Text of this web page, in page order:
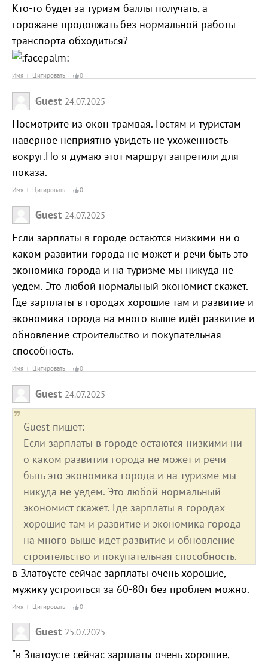
Кто-то будет за туризм баллы получать, а
горожане продолжать без нормальной работы
транспорта обходиться?
Имя Цитировать 0
Guest 24.07.2025
Посмотрите из окон трамвая. Гостям и туристам
наверное неприятно увидеть не ухоженность
вокруг.Но я думаю этот маршрут запретили для
показа.
Имя Цитировать 0
Guest 24.07.2025
Если зарплаты в городе остаются низкими ни о
каком развитии города не может и речи быть это
экономика города и на туризме мы никуда не
уедем. Это любой нормальный экономист скажет.
Где зарплаты в городах хорошие там и развитие и
экономика города на много выше идёт развитие и
обновление строительство и покупательная
способность.
Имя Цитировать 0
Guest 24.07.2025
Guest пишет:
Если зарплаты в городе остаются низкими ни
о каком развитии города не может и речи
быть это экономика города и на туризме мы
никуда не уедем. Это любой нормальный
экономист скажет. Где зарплаты в городах
хорошие там и развитие и экономика города
на много выше идёт развитие и обновление
строительство и покупательная способность.
в Златоусте сейчас зарплаты очень хорошие,
мужику устроиться за 60-80т без проблем можно.
Имя Цитировать 0
Guest 25.07.2025
"в Златоусте сейчас зарплаты очень хорошие,